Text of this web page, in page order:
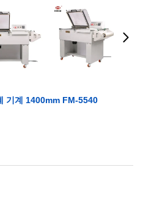
기계 1400mm FM-5540